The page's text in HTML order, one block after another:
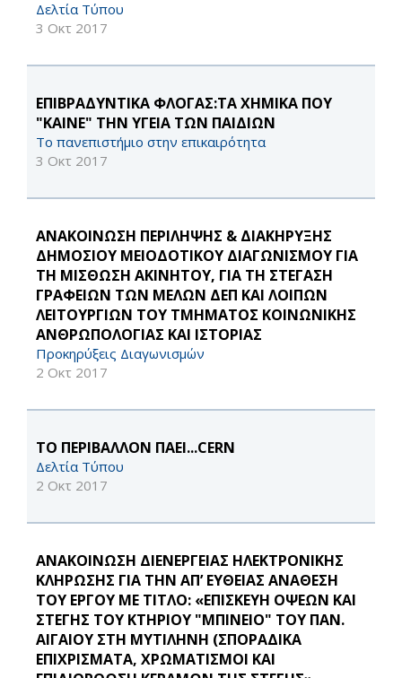
Δελτία Τύπου
3 Οκτ 2017
ΕΠΙΒΡΑΔΥΝΤΙΚΑ ΦΛΟΓΑΣ:ΤΑ ΧΗΜΙΚΑ ΠΟΥ
"ΚΑΙΝΕ" ΤΗΝ ΥΓΕΙΑ ΤΩΝ ΠΑΙΔΙΩΝ
Το πανεπιστήμιο στην επικαιρότητα
3 Οκτ 2017
ΑΝΑΚΟΙΝΩΣΗ ΠΕΡΙΛΗΨΗΣ & ΔΙΑΚΗΡΥΞΗΣ
ΔΗΜΟΣΙΟΥ ΜΕΙΟΔΟΤΙΚΟΥ ΔΙΑΓΩΝΙΣΜΟΥ ΓΙΑ
ΤΗ ΜΙΣΘΩΣΗ ΑΚΙΝΗΤΟΥ, ΓΙΑ ΤΗ ΣΤΕΓΑΣΗ
ΓΡΑΦΕΙΩΝ ΤΩΝ ΜΕΛΩΝ ΔΕΠ ΚΑΙ ΛΟΙΠΩΝ
ΛΕΙΤΟΥΡΓΙΩΝ ΤΟΥ ΤΜΗΜΑΤΟΣ ΚΟΙΝΩΝΙΚΗΣ
ΑΝΘΡΩΠΟΛΟΓΙΑΣ ΚΑΙ ΙΣΤΟΡΙΑΣ
Προκηρύξεις Διαγωνισμών
2 Οκτ 2017
ΤΟ ΠΕΡΙΒΑΛΛΟΝ ΠΑΕΙ...CERN
Δελτία Τύπου
2 Οκτ 2017
ΑΝΑΚΟΙΝΩΣΗ ΔΙΕΝΕΡΓΕΙΑΣ ΗΛΕΚΤΡΟΝΙΚΗΣ
ΚΛΗΡΩΣΗΣ ΓΙΑ ΤΗΝ ΑΠ’ ΕΥΘΕΙΑΣ ΑΝΑΘΕΣΗ
ΤΟΥ ΕΡΓΟΥ ΜΕ ΤΙΤΛΟ: «ΕΠΙΣΚΕΥΗ ΟΨΕΩΝ ΚΑΙ
ΣΤΕΓΗΣ ΤΟΥ ΚΤΗΡΙΟΥ "ΜΠΙΝΕΙΟ" ΤΟΥ ΠΑΝ.
ΑΙΓΑΙΟΥ ΣΤΗ ΜΥΤΙΛΗΝΗ (ΣΠΟΡΑΔΙΚΑ
ΕΠΙΧΡΙΣΜΑΤΑ, ΧΡΩΜΑΤΙΣΜΟΙ ΚΑΙ